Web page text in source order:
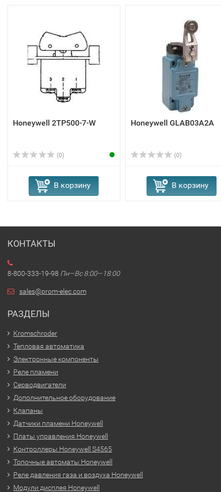
Honeywell 2TP500-7-W
(0)
В корзину
Honeywell GLAB03A2A
(0)
В корзину
КОНТАКТЫ
8-800-333-19-98 Пн—Вс 8:00—18:00
sales@prom-elec.com
РАЗДЕЛЫ
Kromschroder
Тепловая автоматика
Электронные компоненты
Реле пламени
Серводвигатели
Дополнительное оборудование
Клапаны
Датчики пламени Honeywell
Платы управления Honeywell
Контроллеры Honeywell S4565
Топочные автоматы Honeywell
Реле давления газа и воздуха Honeywell
Модули дисплея Honeywell